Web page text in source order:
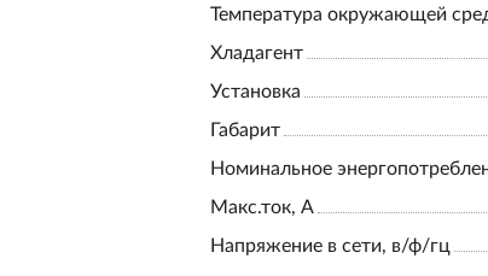
Температура окружающей
Хладагент
Установка
Габарит
Номинальное
Макс.ток, А
Напряжение в сети, в/ф/гц